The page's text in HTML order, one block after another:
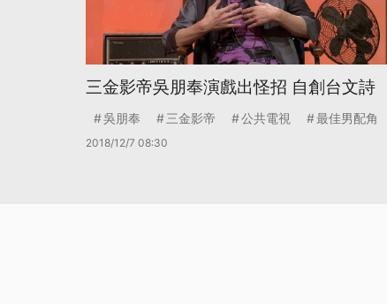
三金影帝吳朋奉演戲出怪招 自創台文詩
吳朋奉 三金影帝 公共電視 最佳男配角
2018/12/7 08:30